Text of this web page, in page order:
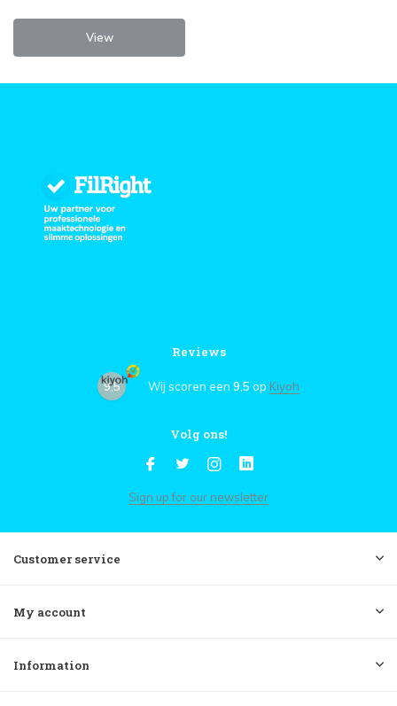
View
Reviews
9,5 Wij scoren een 9,5 op Kiyoh
Volg ons!
Sign up for our newsletter
Customer service
My account
Information